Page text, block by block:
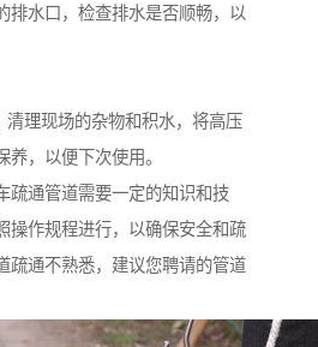
排水口，检查排水是否顺畅，以
理现场的杂物和积水，将高压
养，以便下次使用。
疏通管道需要一定的知识和技
操作规程进行，以确保安全和疏
疏通不熟悉，建议您聘请的管道